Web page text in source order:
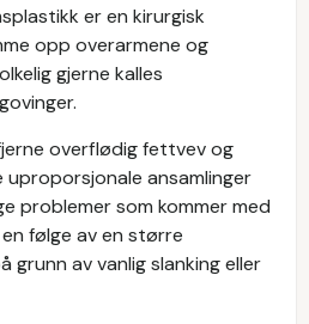
er en kirurgisk
opp overarmene og
gjerne kalles
overflødig fettvev og
ansamlinger
problemer som kommer med
følge av en større
grunn av vanlig slanking eller